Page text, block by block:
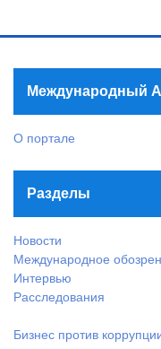
Международный
О портале
Разделы
Новости
Международное
Интервью
Расследования
Бизнес против